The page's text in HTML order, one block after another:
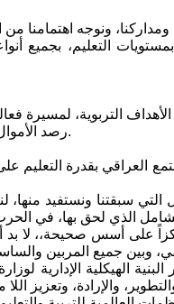
بمستويات التعليم، بجميع
* رصد الأموال اللازمة للصرف على مستلزمات التعليم وعلى شغيلته بسخاء تام.